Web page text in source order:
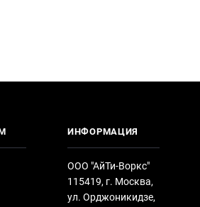
ИНФОРМАЦИЯ
ООО "АйТи-Воркс"
115419, г. Москва,
ул. Орджоникидзе,